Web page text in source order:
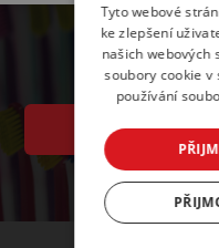
Tyto webové
ke zlepšení
našich webových
soubory cookie v
používání